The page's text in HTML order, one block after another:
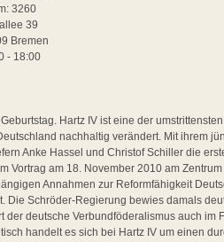
3260
39
Bremen
- 18:00
Hartz IV ist eine der
nachhaltig verändert. Mit ihrem
Anke Hassel und Christof Schiller die
Vortrag am 18. November 2010 am
Annahmen zur Reformfähigkeit
Die Schröder-Regierung bewies damals
der deutsche Verbundföderalismus auch im
handelt es sich bei Hartz IV um einen